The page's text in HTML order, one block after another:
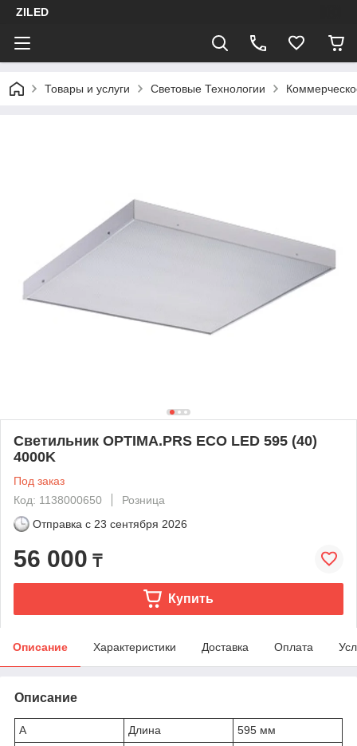
ZILED
Товары и услуги Световые Технологии
Светильник OPTIMA.PRS ECO LED 595 (40)
4000K
Под заказ
Код: 1138000650
Розница
Отправка с 23 сентября 2026
56 000 ₸
Купить
Описание Характеристики Доставка Оплата
Описание
A Длина
595 мм